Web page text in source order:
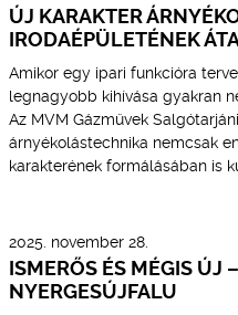
ÚJ KARAKTER
IRODAÉPÜLETÉNEK
Amikor egy ipari funkcióra
legnagyobb kihívása gyakran
Az MVM Gázművek
árnyékolástechnika nemcsak
karakterének formálásában is
2025. november 28.
ISMERŐS ÉS MÉGIS ÚJ
NYERGESÚJFALU